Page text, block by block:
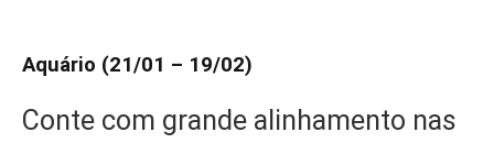
Aquário (21/01 – 19/02)
Conte com grande alinhamento nas